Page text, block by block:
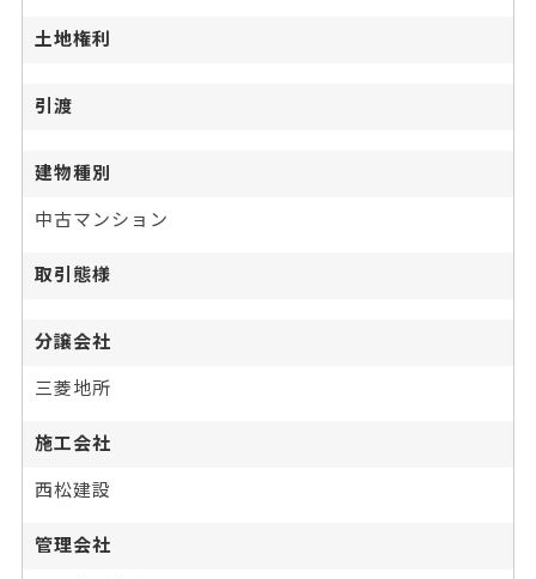
土地権利
引渡
建物種別
中古マンション
取引態様
分譲会社
三菱地所
施工会社
西松建設
管理会社